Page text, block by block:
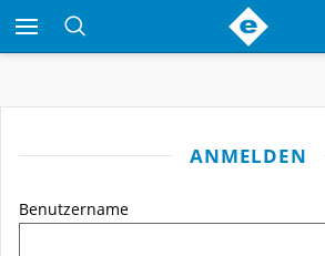
ANMELDEN
Benutzername